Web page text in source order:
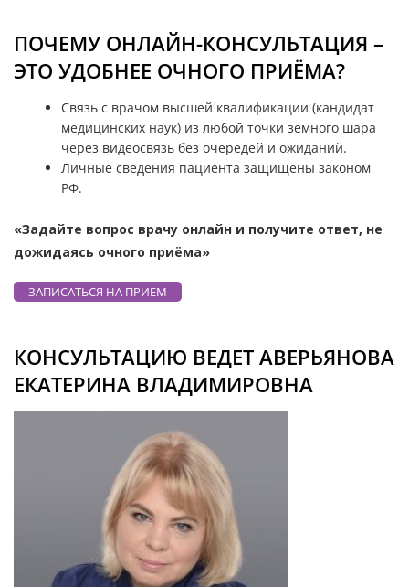
ПОЧЕМУ ОНЛАЙН-КОНСУЛЬТАЦИЯ –
ЭТО УДОБНЕЕ ОЧНОГО ПРИЁМА?
Связь с врачом высшей квалификации (кандидат
медицинских наук) из любой точки земного шара
через видеосвязь без очередей и ожиданий.
Личные сведения пациента защищены законом
РФ.
«Задайте вопрос врачу онлайн и получите ответ, не
дожидаясь очного приёма»
ЗАПИСАТЬСЯ НА ПРИЕМ
КОНСУЛЬТАЦИЮ ВЕДЕТ АВЕРЬЯНОВА
ЕКАТЕРИНА ВЛАДИМИРОВНА